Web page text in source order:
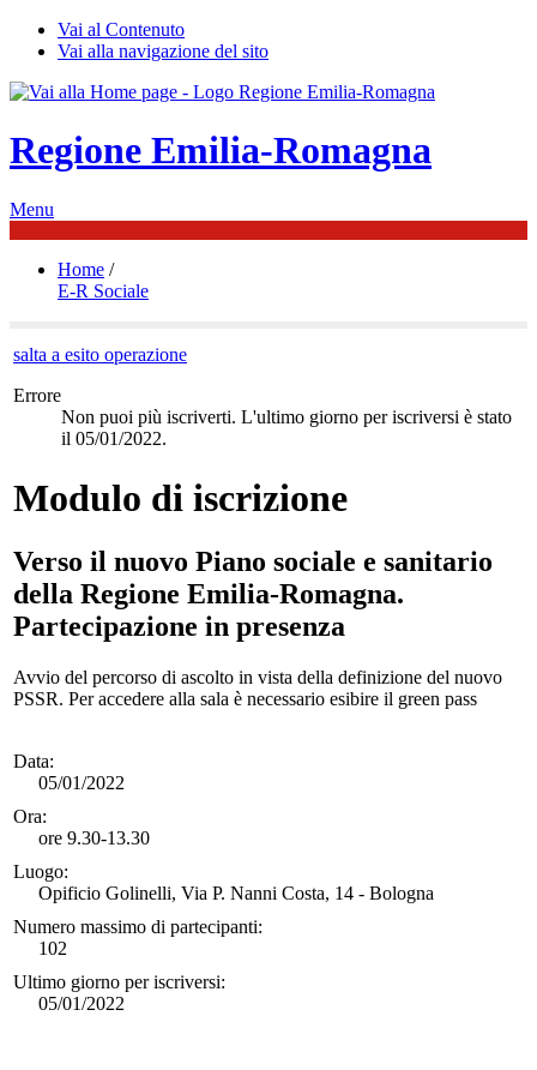
Vai al Contenuto
Vai alla navigazione del sito
Regione Emilia-Romagna
Menu
Home /
E-R Sociale
salta a esito operazione
Errore
Non puoi più iscriverti. L'ultimo giorno per iscriversi è stato
il 05/01/2022.
Modulo di iscrizione
Verso il nuovo Piano sociale e sanitario
della Regione Emilia-Romagna.
Partecipazione in presenza
Avvio del percorso di ascolto in vista della definizione del nuovo
PSSR. Per accedere alla sala è necessario esibire il green pass
Data:
05/01/2022
Ora:
ore 9.30-13.30
Luogo:
Opificio Golinelli, Via P. Nanni Costa, 14 - Bologna
Numero massimo di partecipanti:
102
Ultimo giorno per iscriversi:
05/01/2022